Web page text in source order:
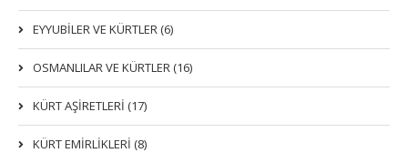
EYYUBİLER VE KÜRTLER (6)
OSMANLILAR VE KÜRTLER (16)
KÜRT AŞİRETLERİ (17)
KÜRT EMİRLİKLERİ (8)